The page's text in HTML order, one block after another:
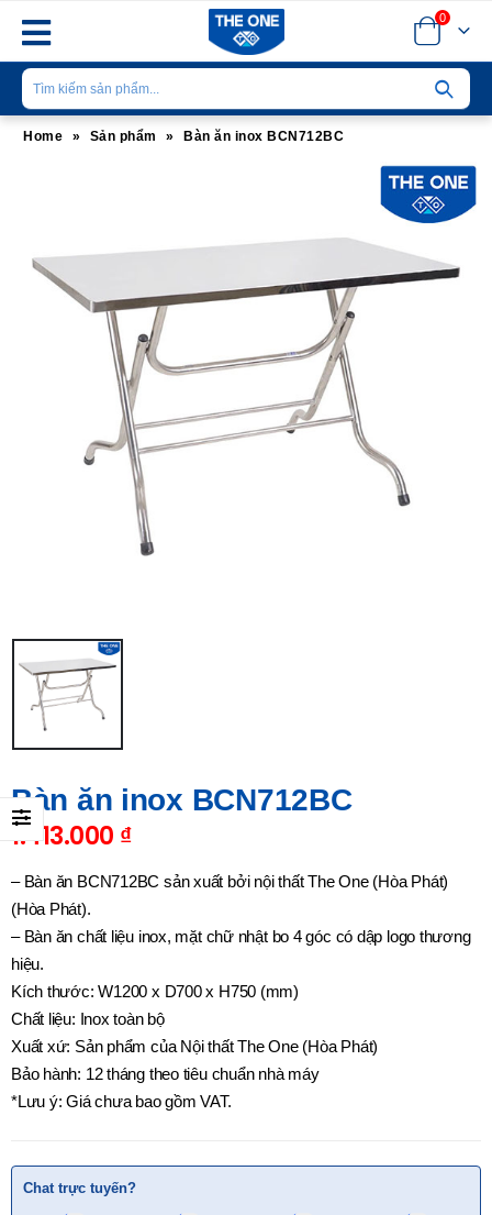
0
Home » Sản phẩm » Bàn ăn inox BCN712BC
Bàn ăn inox BCN712BC
1.413.000 ₫
– Bàn ăn BCN712BC sản xuất bởi nội thất The One (Hòa Phát)
(Hòa Phát).
– Bàn ăn chất liệu inox, mặt chữ nhật bo 4 góc có dập logo thương
hiệu.
Kích thước: W1200 x D700 x H750 (mm)
Chất liệu: Inox toàn bộ
Xuất xứ: Sản phẩm của Nội thất The One (Hòa Phát)
Bảo hành: 12 tháng theo tiêu chuẩn nhà máy
*Lưu ý: Giá chưa bao gồm VAT.
Chat trực tuyến?